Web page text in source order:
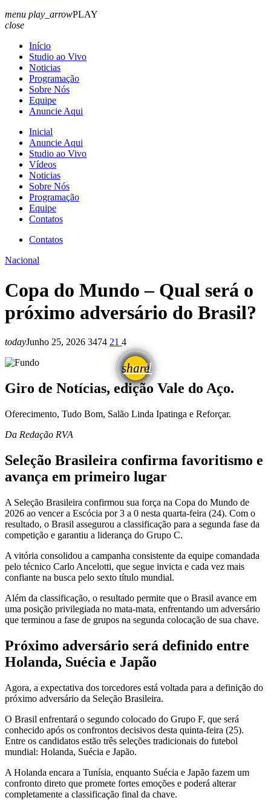
menu play_arrowPLAY
close
Início
Studio ao Vivo
Noticias
Programação
Sobre Nós
Equipe
Anuncie Aqui
Inicial
Anuncie Aqui
Studio ao Vivo
Vídeos
Noticias
Sobre Nós
Programação
Equipe
Contatos
Contatos
Nacional
Copa do Mundo – Qual será o
próximo adversário do Brasil?
todayJunho 25, 2026 3474 21 4
share
21
email
Giro de Notícias, edição Vale do Aço.
Oferecimento, Tudo Bom, Salão Linda Ipatinga e Reforçar.
Da Redação RVA
Seleção Brasileira confirma favoritismo e
avança em primeiro lugar
A Seleção Brasileira confirmou sua força na Copa do Mundo de
2026 ao vencer a Escócia por 3 a 0 nesta quarta-feira (24). Com o
resultado, o Brasil assegurou a classificação para a segunda fase da
competição e garantiu a liderança do Grupo C.
A vitória consolidou a campanha consistente da equipe comandada
pelo técnico Carlo Ancelotti, que segue invicta e cada vez mais
confiante na busca pelo sexto título mundial.
Além da classificação, o resultado permite que o Brasil avance em
uma posição privilegiada no mata-mata, enfrentando um adversário
que terminou a fase de grupos na segunda colocação de sua chave.
Próximo adversário será definido entre
Holanda, Suécia e Japão
Agora, a expectativa dos torcedores está voltada para a definição do
próximo adversário da Seleção Brasileira.
O Brasil enfrentará o segundo colocado do Grupo F, que será
conhecido após os confrontos decisivos desta quinta-feira (25).
Entre os candidatos estão três seleções tradicionais do futebol
mundial: Holanda, Suécia e Japão.
A Holanda encara a Tunísia, enquanto Suécia e Japão fazem um
confronto direto que promete fortes emoções e poderá alterar
completamente a classificação final da chave.